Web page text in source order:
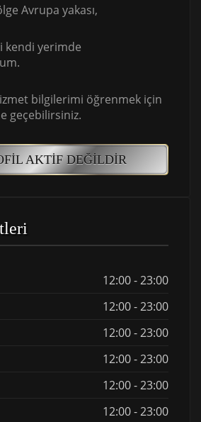
Avrupa yakası,
kendi yerimde
bilgilerimi öğrenmek için
geçebilirsiniz.
AKTIF DEĞILDIR
12:00 - 23:00
12:00 - 23:00
12:00 - 23:00
12:00 - 23:00
12:00 - 23:00
12:00 - 23:00